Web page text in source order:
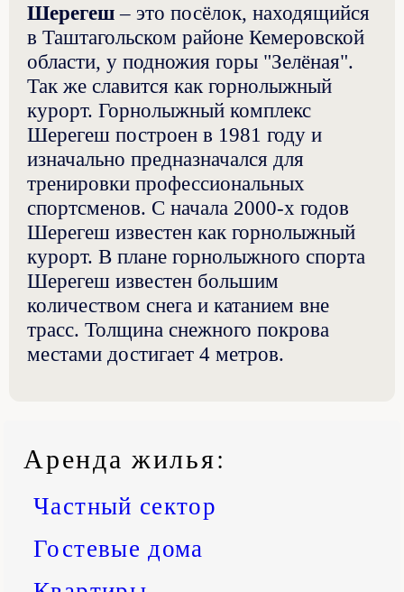
Аренда жилья:
Частный сектор
Гостевые дома
Шерегеш– это посёлок, находящийся
в Таштагольском районе Кемеровской
области, у подножия горы "Зелёная".
Так же славится как горнолыжный
курорт. Горнолыжный комплекс
Шерегеш построен в 1981 году и
изначально предназначался для
тренировки профессиональных
спортсменов. С начала 2000-х годов
Шерегеш известен как горнолыжный
курорт. В плане горнолыжного спорта
Шерегеш известен большим
количеством снега и катанием вне
трасс. Толщина снежного покрова
местами достигает 4 метров.